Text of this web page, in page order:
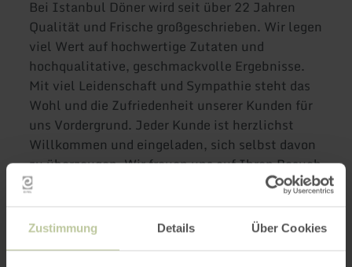
Zustimmung Details Über Cookies
Bei Istanbul Döner wird seit über 22 Jahren
Qualität und Frische großgeschrieben. Wir legen
viel Wert auf hochwertige Zutaten und
hochqualitative, geschmackvolle Ergebnisse.
Mit viel Leidenschaft und Sympathie steht das
Wohl und die Zufriedenheit unserer Kunden für
uns Vordergrund. Jeder Kunde ist herzlichst
Willkommen und eingeladen, sich selbst davon
zu überzeugen. Wir freuen uns auf Ihren Besuch
oder Ihre Bestellung!
Weitere Infos